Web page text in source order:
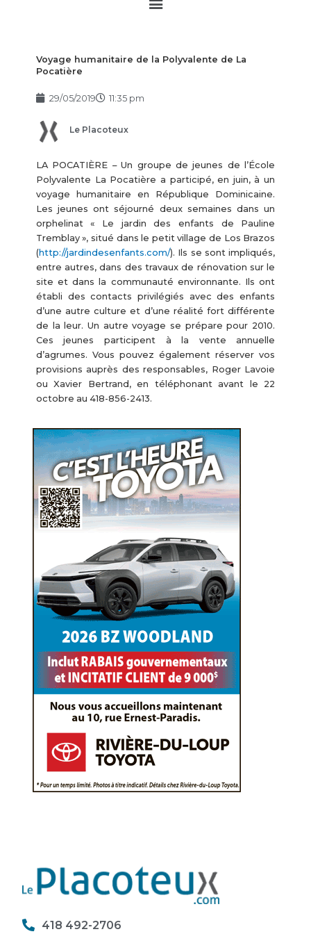
Voyage humanitaire de la Polyvalente de La
Pocatière
29/05/2019 11:35 pm
Le Placoteux
LA POCATIÈRE – Un groupe de jeunes de l’École
Polyvalente La Pocatière a participé, en juin, à un
voyage humanitaire en République Dominicaine.
Les jeunes ont séjourné deux semaines dans un
orphelinat « Le jardin des enfants de Pauline
Tremblay », situé dans le petit village de Los Brazos
(http://jardindesenfants.com/). Ils se sont impliqués,
entre autres, dans des travaux de rénovation sur le
site et dans la communauté environnante. Ils ont
établi des contacts privilégiés avec des enfants
d’une autre culture et d’une réalité fort différente
de la leur. Un autre voyage se prépare pour 2010.
Ces jeunes participent à la vente annuelle
d’agrumes. Vous pouvez également réserver vos
provisions auprès des responsables, Roger Lavoie
ou Xavier Bertrand, en téléphonant avant le 22
octobre au 418-856-2413.
418 492-2706